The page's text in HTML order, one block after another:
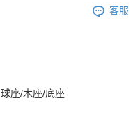
客服
球座/木座/底座